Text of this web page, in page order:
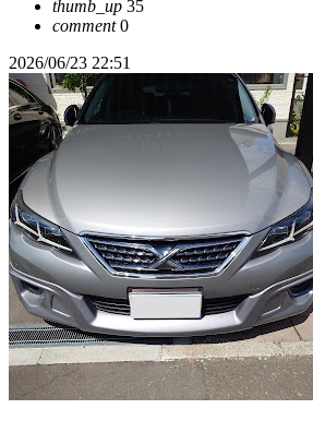
thumb_up 35
comment0
2026/06/23 22:51